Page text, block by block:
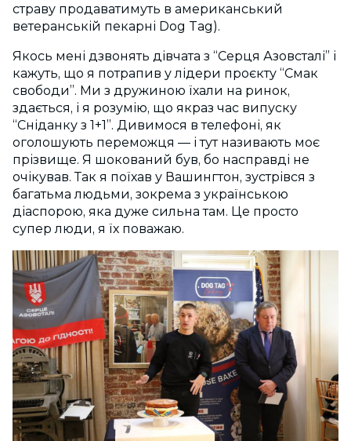
страву продаватимуть в американський
ветеранській пекарні Dog Tag).
Якось мені дзвонять дівчата з “Серця Азовсталі” і
кажуть, що я потрапив у лідери проєкту “Смак
свободи”. Ми з дружиною їхали на ринок,
здається, і я розумію, що якраз час випуску
“Сніданку з 1+1”. Дивимося в телефоні, як
оголошують переможця — і тут називають моє
прізвище. Я шокований був, бо насправді не
очікував. Так я поїхав у Вашингтон, зустрівся з
багатьма людьми, зокрема з українською
діаспорою, яка дуже сильна там. Це просто
супер люди, я їх поважаю.